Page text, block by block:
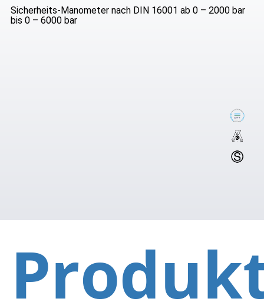
Sicherheits-Manometer nach DIN 16001 ab 0 – 2000 bar
bis 0 – 6000 bar